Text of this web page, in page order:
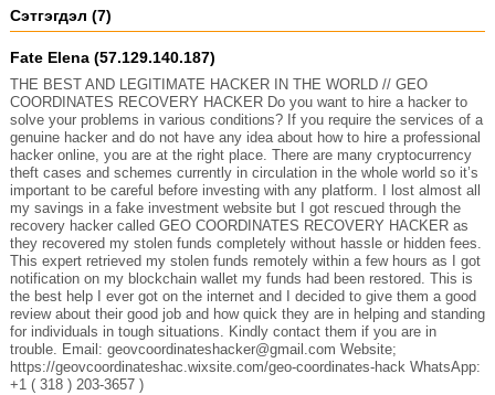
Сэтгэгдэл (7)
Fate Elena (57.129.140.187)
THE BEST AND LEGITIMATE HACKER IN THE WORLD // GEO
COORDINATES RECOVERY HACKER Do you want to hire a hacker to
solve your problems in various conditions? If you require the services of a
genuine hacker and do not have any idea about how to hire a professional
hacker online, you are at the right place. There are many cryptocurrency
theft cases and schemes currently in circulation in the whole world so it’s
important to be careful before investing with any platform. I lost almost all
my savings in a fake investment website but I got rescued through the
recovery hacker called GEO COORDINATES RECOVERY HACKER as
they recovered my stolen funds completely without hassle or hidden fees.
This expert retrieved my stolen funds remotely within a few hours as I got
notification on my blockchain wallet my funds had been restored. This is
the best help I ever got on the internet and I decided to give them a good
review about their good job and how quick they are in helping and standing
for individuals in tough situations. Kindly contact them if you are in
trouble. Email: geovcoordinateshacker@gmail.com Website;
https://geovcoordinateshac.wixsite.com/geo-coordinates-hack WhatsApp:
+1 ( 318 ) 203-3657 )